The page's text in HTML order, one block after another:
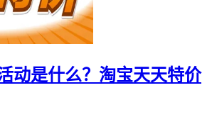
动是什么？淘宝天天特价